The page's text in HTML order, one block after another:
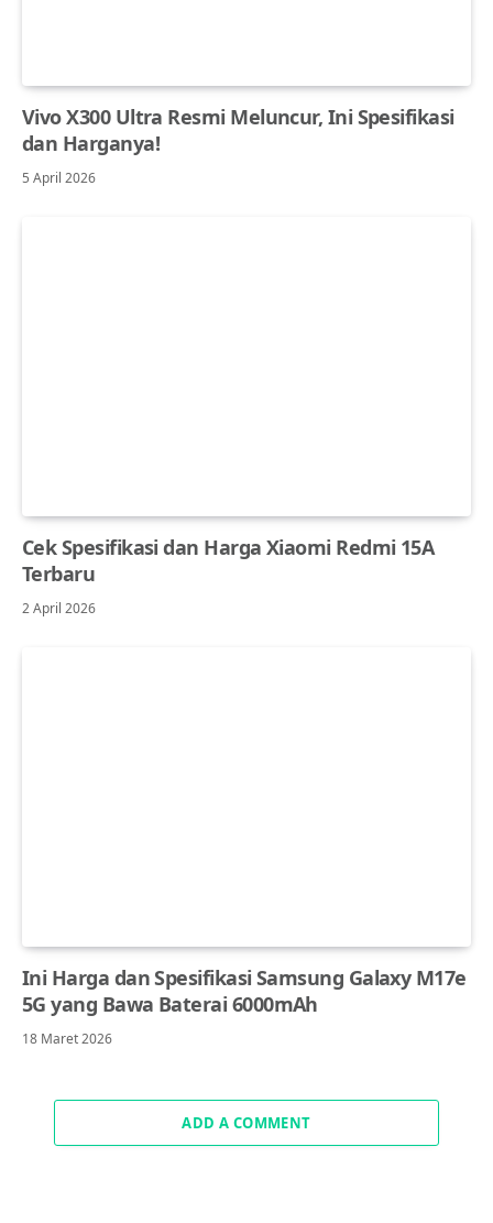
Vivo X300 Ultra Resmi Meluncur, Ini Spesifikasi
dan Harganya!
5 April 2026
Cek Spesifikasi dan Harga Xiaomi Redmi 15A
Terbaru
2 April 2026
Ini Harga dan Spesifikasi Samsung Galaxy M17e
5G yang Bawa Baterai 6000mAh
18 Maret 2026
ADD A COMMENT